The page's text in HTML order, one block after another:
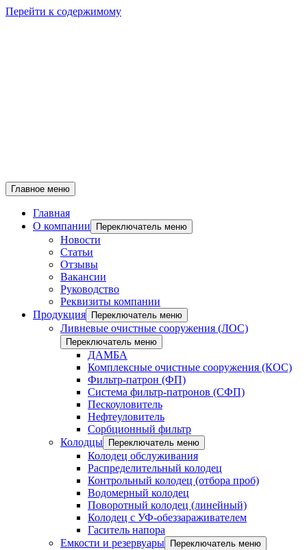
Перейти к содержимому
Главное меню
Главная
О компании
Переключатель меню
Новости
Статьи
Отзывы
Вакансии
Руководство
Реквизиты компании
Продукция
Переключатель меню
Ливневые очистные сооружения (ЛОС)
Переключатель меню
ДАМБА
Комплексные очистные сооружения (КОС)
Фильтр-патрон (ФП)
Система фильтр-патронов (СФП)
Пескоуловитель
Нефтеуловитель
Сорбционный фильтр
Колодцы
Переключатель меню
Колодец обслуживания
Распределительный колодец
Контрольный колодец (отбора проб)
Водомерный колодец
Поворотный колодец (линейный)
Колодец с УФ-обеззараживателем
Гаситель напора
Емкости и резервуары
Переключатель меню